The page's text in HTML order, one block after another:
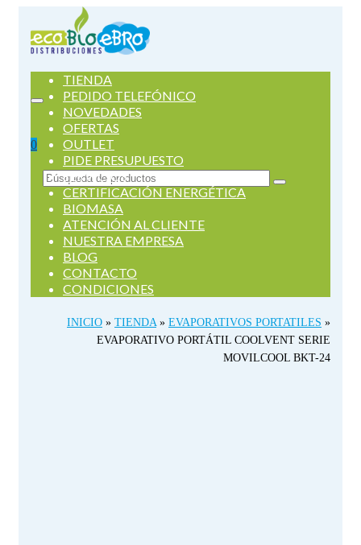
0
Buscar
por:
TIENDA
PEDIDO TELEFÓNICO
NOVEDADES
OFERTAS
OUTLET
PIDE PRESUPUESTO
SERVICIOS
CERTIFICACIÓN ENERGÉTICA
BIOMASA
ATENCIÓN AL CLIENTE
NUESTRA EMPRESA
BLOG
CONTACTO
CONDICIONES
INICIO » TIENDA » EVAPORATIVOS PORTATILES »
EVAPORATIVO PORTÁTIL COOLVENT SERIE
MOVILCOOL BKT-24